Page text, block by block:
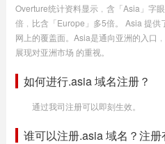
Overture统计资料显示﹐含「Asia」字
倍﹐比含「Europe」多5倍。 Asia 提供
网上的覆盖面。Asia是通向亚洲的入口
展现对亚洲市场 的重视。
如何进行.asia 域名注册？
通过我司注册可以即刻生效。
谁可以注册.asia 域名？注